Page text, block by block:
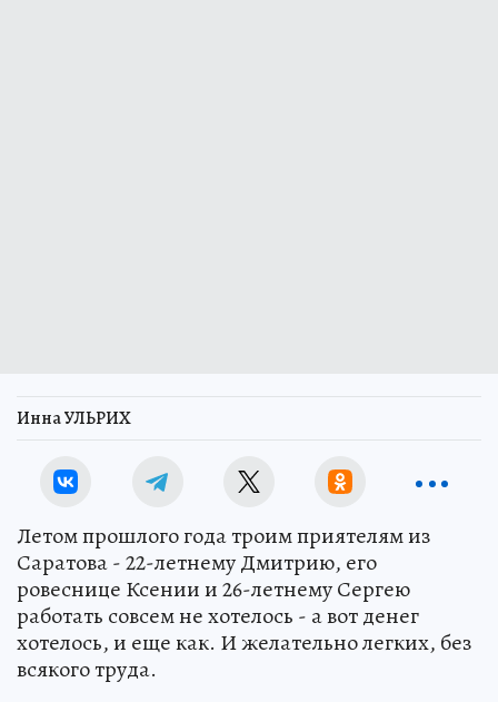
Инна УЛЬРИХ
Летом прошлого года троим приятелям из
Саратова - 22-летнему Дмитрию, его
ровеснице Ксении и 26-летнему Сергею
работать совсем не хотелось - а вот денег
хотелось, и еще как. И желательно легких, без
всякого труда.